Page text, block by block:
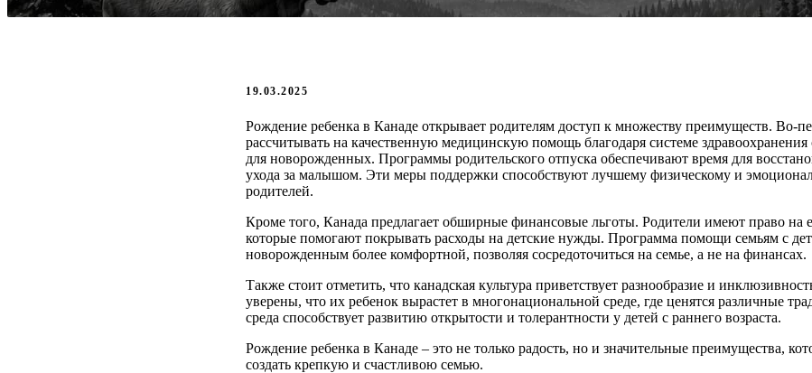
19.03.2025
Рождение ребенка в Канаде открывает родителям доступ к множеству преимуществ. Во-
рассчитывать на качественную медицинскую помощь благодаря системе
для новорожденных. Программы родительского отпуска обеспечивают время для
ухода за малышом. Эти меры поддержки способствуют лучшему физическому и
родителей.
Кроме того, Канада предлагает обширные финансовые льготы. Родители имеют право на
которые помогают покрывать расходы на детские нужды. Программа помощи семьям с
новорожденным более комфортной, позволяя сосредоточиться на семье, а не на финансах.
Также стоит отметить, что канадская культура приветствует разнообразие и
уверены, что их ребенок вырастет в многонациональной среде, где ценятся различные
среда способствует развитию открытости и толерантности у детей с раннего возраста.
Рождение ребенка в Канаде – это не только радость, но и значительные преимущества,
создать крепкую и счастливою семью.